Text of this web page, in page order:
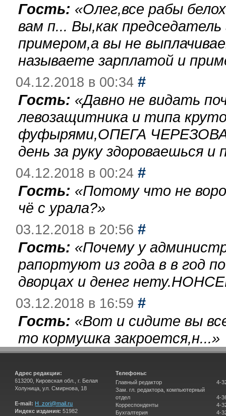
Гость: «Олег,все рабы
вам п... Вы,как
примером,а вы не
называете зарплатой и
04.12.2018 в 00:34 #
Гость: «Давно не видать
левозащитника и типа
фуфырями,ОПЕГА
день за руку здороваешься
04.12.2018 в 00:24 #
Гость: «Потому что не
чё с урала?»
03.12.2018 в 20:56 #
Гость: «Почему у
рапортуют из года в в год
дворцах и денег
03.12.2018 в 16:59 #
Гость: «Вот и сидите вы
то кормушка закроется,н...»
Адрес редакции:
613200, Кировская обл., г. Белая
Холуница, ул. Смирнова, 18
E-mail: H_zori@mail.ru
Индекс издания: 51982
Телефоны:
Главный редактор
Зам. гл. редактора, компьютерный
отдел
Корреспонденты
Бухгалтерия
4-
4-
4-
4-